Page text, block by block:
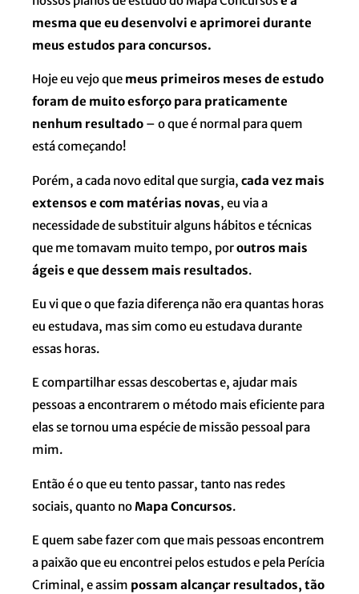
mesma que eu desenvolvi e aprimorei durante
meus estudos para concursos.
Hoje eu vejo que meus primeiros meses de estudo
foram de muito esforço para praticamente
nenhum resultado – o que é normal para quem
está começando!
Porém, a cada novo edital que surgia, cada vez mais
extensos e com matérias novas, eu via a
necessidade de substituir alguns hábitos e técnicas
que me tomavam muito tempo, poroutros mais
ágeis e que dessem mais resultados.
Eu vi que o que fazia diferença não era quantas horas
eu estudava, mas sim como eu estudava durante
essas horas.
E compartilhar essas descobertas e, ajudar mais
pessoas a encontrarem o método mais eficiente para
elas se tornou uma espécie de missão pessoal para
mim.
Então é o que eu tento passar, tanto nas redes
sociais, quanto noMapa Concursos.
E quem sabe fazer com que mais pessoas encontrem
a paixão que eu encontrei pelos estudos e pela Perícia
Criminal, e assim possam alcançar resultados, tão